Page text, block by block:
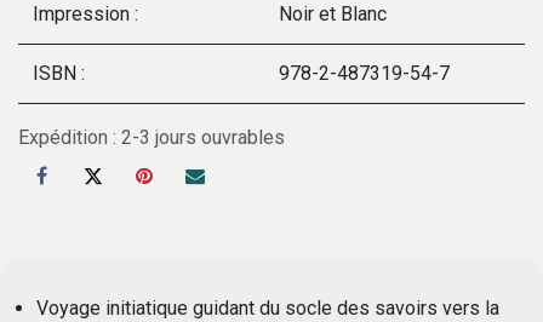
Impression : Noir et Blanc
ISBN : 978-2-487319-54-7
Expédition : 2-3 jours ouvrables
Voyage initiatique guidant du socle des savoirs vers la